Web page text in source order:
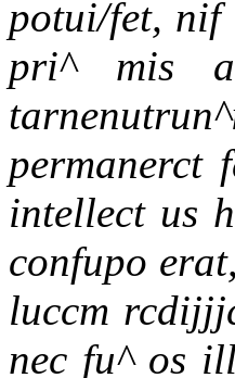
potui/fet, nif
pri^ mis
permanerct
intellect us
confupo
luccm
nec fu^ os